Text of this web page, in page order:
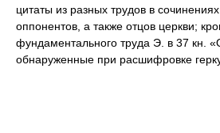
цитаты из разных трудов в
оппонентов, а также отцов церкви;
фундаментального труда Э. в 37 кн.
обнаруженные при расшифровке